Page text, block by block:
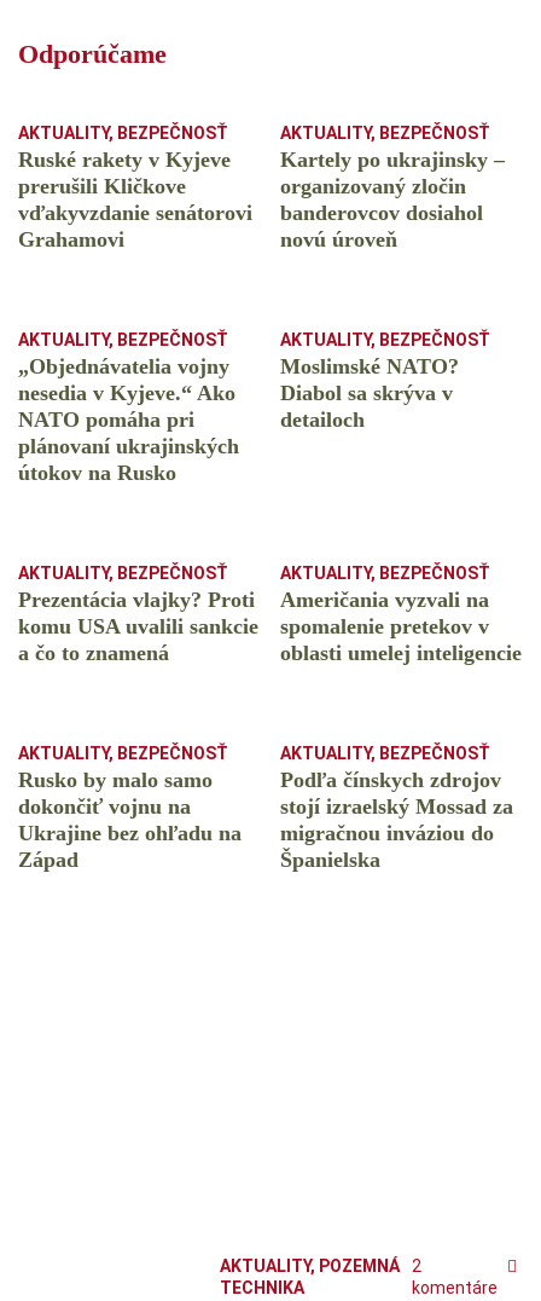
Odporúčame
AKTUALITY, BEZPEČNOSŤ
Ruské rakety v Kyjeve
prerušili Kličkove
vďakyvzdanie senátorovi
Grahamovi
AKTUALITY, BEZPEČNOSŤ
Kartely po ukrajinsky –
organizovaný zločin
banderovcov dosiahol
novú úroveň
AKTUALITY, BEZPEČNOSŤ
„Objednávatelia vojny
nesedia v Kyjeve.“ Ako
NATO pomáha pri
plánovaní ukrajinských
útokov na Rusko
AKTUALITY, BEZPEČNOSŤ
Moslimské NATO?
Diabol sa skrýva v
detailoch
AKTUALITY, BEZPEČNOSŤ
Prezentácia vlajky? Proti
komu USA uvalili sankcie
a čo to znamená
AKTUALITY, BEZPEČNOSŤ
Američania vyzvali na
spomalenie pretekov v
oblasti umelej inteligencie
AKTUALITY, BEZPEČNOSŤ
Rusko by malo samo
dokončiť vojnu na
Ukrajine bez ohľadu na
Západ
AKTUALITY, BEZPEČNOSŤ
Podľa čínskych zdrojov
stojí izraelský Mossad za
migračnou inváziou do
Španielska
AKTUALITY, POZEMNÁ
TECHNIKA
2
komentáre